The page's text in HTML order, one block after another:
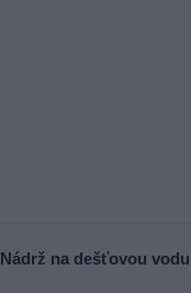
Nádrž na dešťovou